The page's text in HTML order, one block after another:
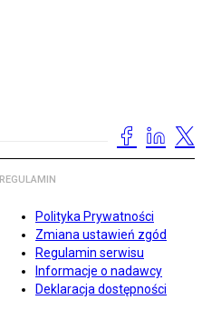
REGULAMIN
Polityka Prywatności
Zmiana ustawień zgód
Regulamin serwisu
Informacje o nadawcy
Deklaracja dostępności